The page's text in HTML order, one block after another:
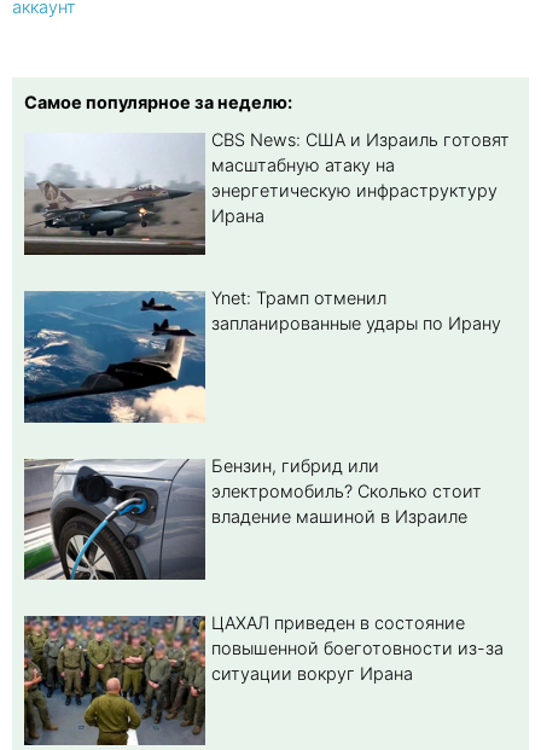
аккаунт
Самое популярное за неделю:
CBS News: США и Израиль готовят
масштабную атаку на
энергетическую инфраструктуру
Ирана
Ynet: Трамп отменил
запланированные удары по Ирану
Бензин, гибрид или
электромобиль? Cколько стоит
владение машиной в Израиле
ЦАХАЛ приведен в состояние
повышенной боеготовности из-за
ситуации вокруг Ирана